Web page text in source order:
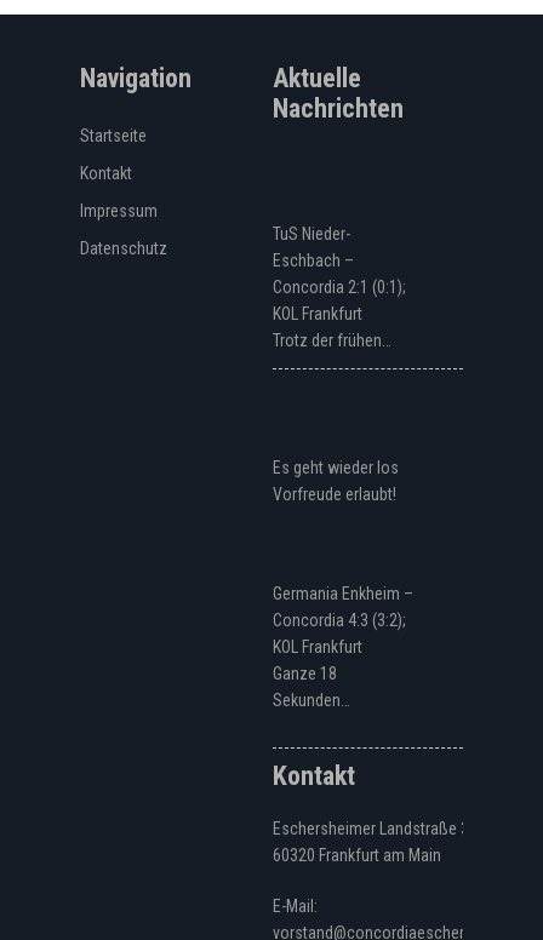
Navigation
Startseite
Kontakt
Impressum
Datenschutz
Aktuelle
Nachrichten
TuS Nieder-
Eschbach –
Concordia 2:1 (0:1);
KOL Frankfurt
Trotz der frühen…
Es geht wieder los
Vorfreude erlaubt!
Germania Enkheim –
Concordia 4:3 (3:2);
KOL Frankfurt
Ganze 18
Sekunden…
Kontakt
Eschersheimer Landstraße 328
60320 Frankfurt am Main
E-Mail:
vorstand@concordiaeschersheim.de